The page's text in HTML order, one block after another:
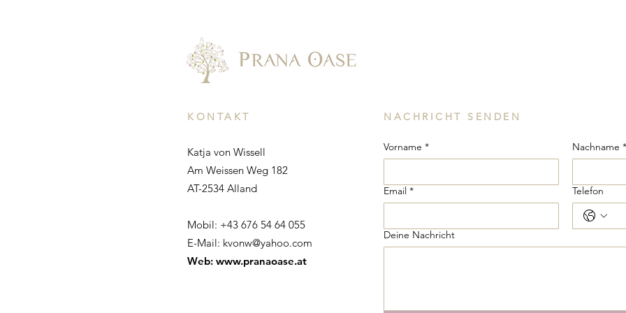
KONTAKT
Katja von Wissell
Am Weissen Weg 182
AT-2534 Alland
Mobil: +43 676 54 64 055
E-Mail: kvonw@yahoo.com
Web: www.pranaoase.at
NACHRICHT SENDEN
Vorname * Nachname *
Email * Telefon
Deine Nachricht